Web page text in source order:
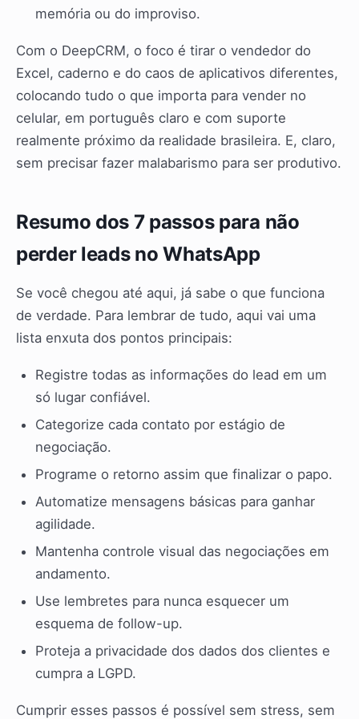
memória ou do improviso.
Com o DeepCRM, o foco é tirar o vendedor do
Excel, caderno e do caos de aplicativos diferentes,
colocando tudo o que importa para vender no
celular, em português claro e com suporte
realmente próximo da realidade brasileira. E, claro,
sem precisar fazer malabarismo para ser produtivo.
Resumo dos 7 passos para não
perder leads no WhatsApp
Se você chegou até aqui, já sabe o que funciona
de verdade. Para lembrar de tudo, aqui vai uma
lista enxuta dos pontos principais:
Registre todas as informações do lead em um
só lugar confiável.
Categorize cada contato por estágio de
negociação.
Programe o retorno assim que finalizar o papo.
Automatize mensagens básicas para ganhar
agilidade.
Mantenha controle visual das negociações em
andamento.
Use lembretes para nunca esquecer um
esquema de follow-up.
Proteja a privacidade dos dados dos clientes e
cumpra a LGPD.
Cumprir esses passos é possível sem stress, sem